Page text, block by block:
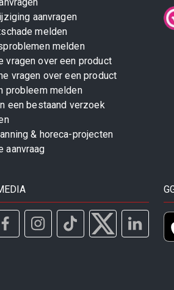
aanvragen
melden
melden
vragen over een product
vragen over een product
probleem melden
een bestaand verzoek
& horeca-projecten
aanvraag